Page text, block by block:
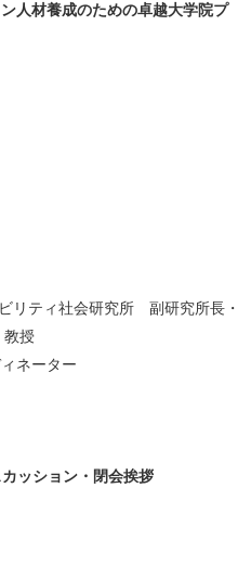
人材養成のための卓越大学院プ
リティ社会研究所 副研究所長・
教授
ネーター
ッション・閉会挨拶